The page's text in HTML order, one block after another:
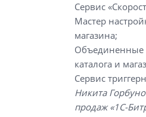
Сервис
Мастер
магазина;
Объединенные
каталога и
Сервис
Никита
продаж «1С-